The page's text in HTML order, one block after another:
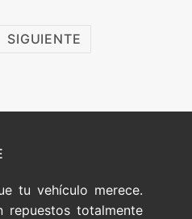
SIGUIENTE
tu vehículo merece.
repuestos totalmente